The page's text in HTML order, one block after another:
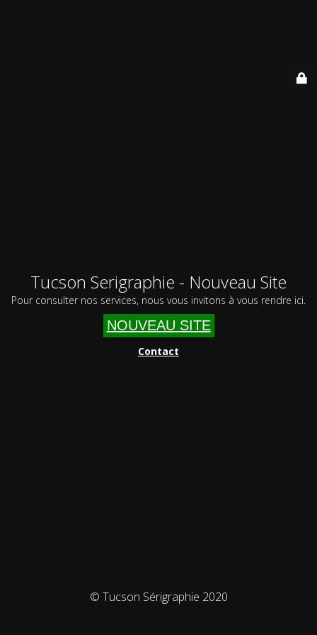
Tucson Serigraphie - Nouveau Site
Pour consulter nos services, nous vous invitons à vous rendre ici.
NOUVEAU SITE
Contact
© Tucson Sérigraphie 2020